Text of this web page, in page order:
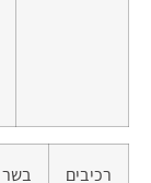
רכיבים